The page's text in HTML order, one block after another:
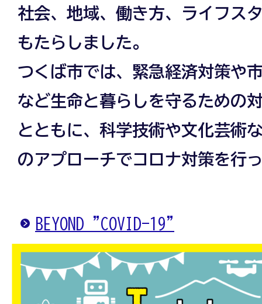
社会、地域、働き方、ライフス
もたらしました。
つくば市では、緊急経済対策や
など生命と暮らしを守るための
とともに、科学技術や文化芸術
のアプローチでコロナ対策を行
BEYOND "COVID-19"